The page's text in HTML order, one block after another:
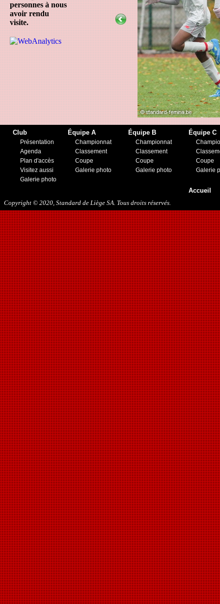
personnes à nous
avoir rendu
visite.
Club
Présentation
Agenda
Plan d'accès
Visitez aussi
Galerie photo
Équipe A
Championnat
Classement
Coupe
Galerie photo
Équipe B
Championnat
Classement
Coupe
Galerie photo
Équipe C
Coupe
Galerie
Accueil
Copyright © 2020, Standard de Liège SA. Tous droits réservés.